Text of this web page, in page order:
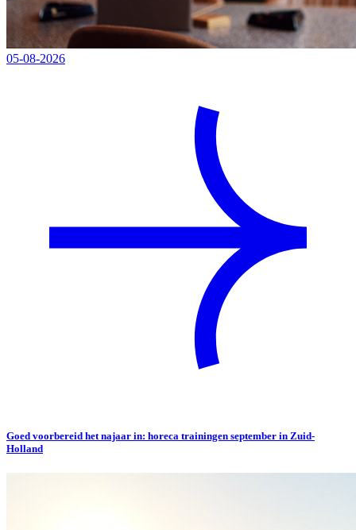
05-08-2026
Goed voorbereid het najaar in: horeca trainingen september in Zuid-
Holland